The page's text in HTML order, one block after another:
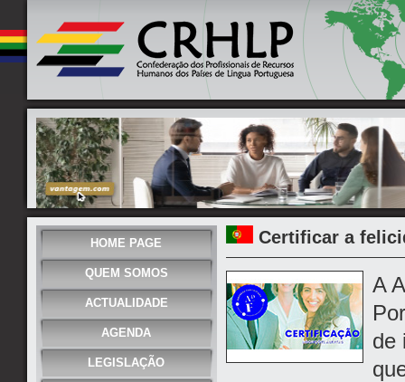
HOME PAGE
QUEM SOMOS
ACTUALIDADE
AGENDA
LEGISLAÇÃO
Certificar a
A
de